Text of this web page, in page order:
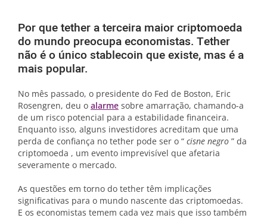
vietnamese
Por que tether a terceira maior criptomoeda
do mundo preocupa economistas. Tether
não é o único stablecoin que existe, mas é a
mais popular.
No mês passado, o presidente do Fed de Boston, Eric
Rosengren, deu o alarme sobre amarração, chamando-a
de um risco potencial para a estabilidade financeira.
Enquanto isso, alguns investidores acreditam que uma
perda de confiança no tether pode ser o “ cisne negro ” da
criptomoeda , um evento imprevisível que afetaria
severamente o mercado.
As questões em torno do tether têm implicações
significativas para o mundo nascente das criptomoedas.
E os economistas temem cada vez mais que isso também